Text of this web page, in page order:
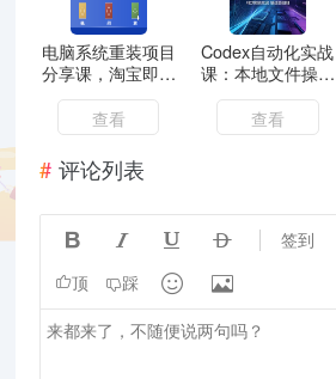
电脑系统重装项目
分享课，淘宝即可
接单变现，月入过
万过+玩法简单粗
暴
查看
Codex自动化实战
课：本地文件操控
网站开发上线，智
能记忆任务批量处
理
查看
评论列表
    签到
顶 踩  